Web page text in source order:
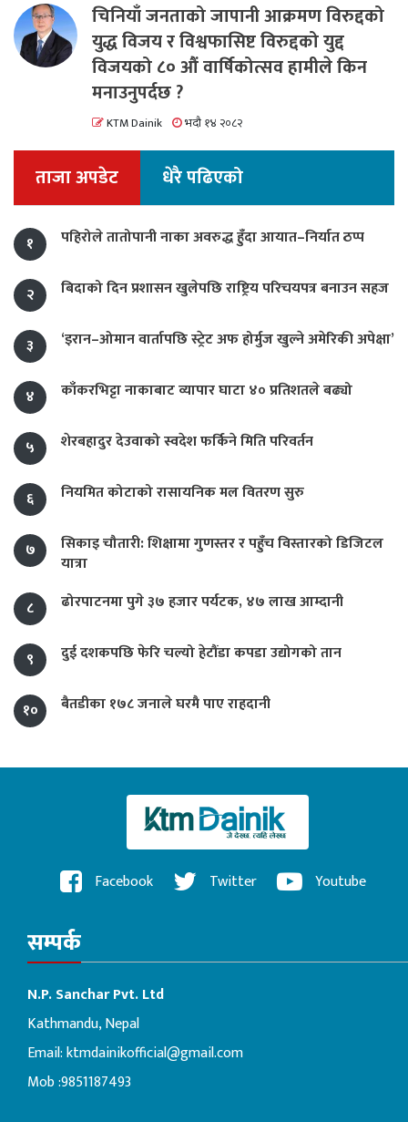
चिनियाँ जनताको जापानी आक्रमण विरुद्दको
युद्ध विजय र विश्वफासिष्ट विरुद्दको युद्द
विजयको ८० औं वार्षिकोत्सव हामीले किन
मनाउनुपर्दछ ?
KTM Dainik भदौ १४ २०८२
ताजा अपडेट धेरै पढिएको
१ पहिरोले तातोपानी नाका अवरुद्ध हुँदा आयात–निर्यात ठप्प
२ बिदाको दिन प्रशासन खुलेपछि राष्ट्रिय परिचयपत्र बनाउन सहज
३ ‘इरान–ओमान वार्तापछि स्ट्रेट अफ होर्मुज खुल्ने अमेरिकी अपेक्षा’
४ काँकरभिट्टा नाकाबाट व्यापार घाटा ४० प्रतिशतले बढ्यो
५ शेरबहादुर देउवाको स्वदेश फर्किने मिति परिवर्तन
६ नियमित कोटाको रासायनिक मल वितरण सुरु
७
सिकाइ चौतारी: शिक्षामा गुणस्तर र पहुँच विस्तारको डिजिटल
यात्रा
८
ढोरपाटनमा पुगे ३७ हजार पर्यटक, ४७ लाख आम्दानी
९ दुई दशकपछि फेरि चल्यो हेटौंडा कपडा उद्योगको तान
१० बैतडीका १७८ जनाले घरमै पाए राहदानी
Facebook Twitter Youtube
सम्पर्क
N.P. Sanchar Pvt. Ltd
Kathmandu, Nepal
Email:ktmdainikofficial@gmail.com
Mob :9851187493